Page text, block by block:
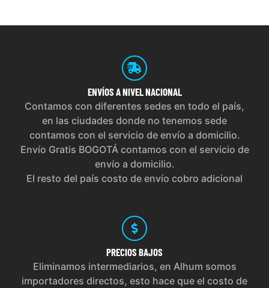
ENVÍOS A NIVEL NACIONAL
Contamos con diferentes sedes en todo el país,
en las ciudades donde no tenemos sede
contamos con el servicio de envío a domicilio.
Envío Gratis BOGOTÁ contamos con el servicio de
envío a domicilio.
El resto del país costo de envío cobro adicional
PRECIOS BAJOS
Eliminamos intermediarios, en Alhum somos
importadores directos, esto hace que el costo de